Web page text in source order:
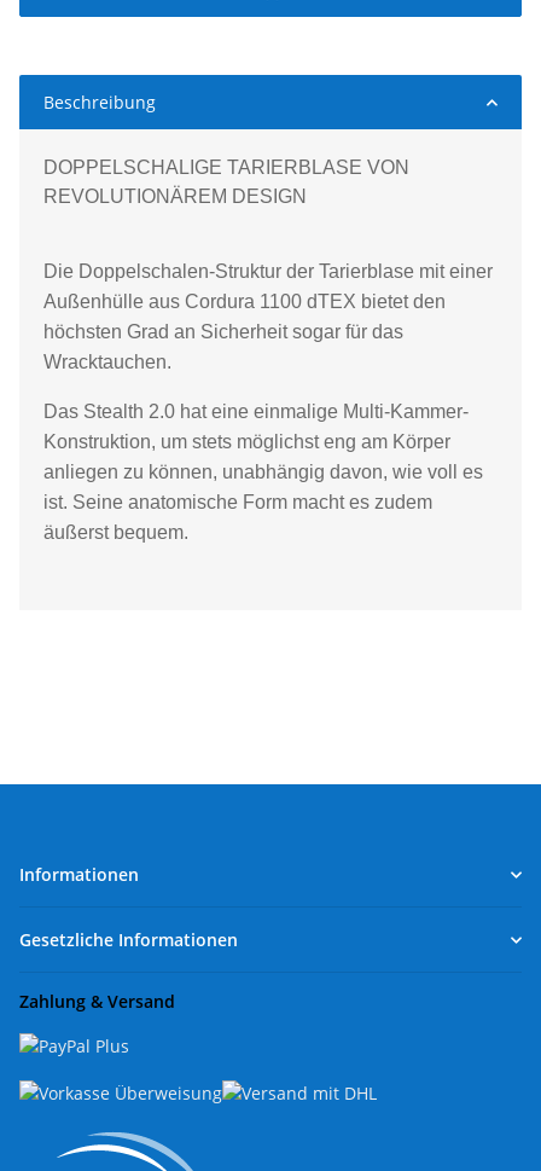
Beschreibung
DOPPELSCHALIGE TARIERBLASE VON
REVOLUTIONÄREM DESIGN
Die Doppelschalen-Struktur der Tarierblase mit einer
Außenhülle aus Cordura 1100 dTEX bietet den
höchsten Grad an Sicherheit sogar für das
Wracktauchen.
Das Stealth 2.0 hat eine einmalige Multi-Kammer-
Konstruktion, um stets möglichst eng am Körper
anliegen zu können, unabhängig davon, wie voll es
ist. Seine anatomische Form macht es zudem
äußerst bequem.
Informationen
Gesetzliche Informationen
Zahlung & Versand